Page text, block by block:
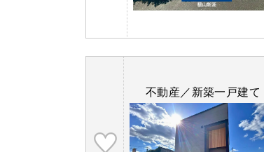
不動産／新築一戸建て